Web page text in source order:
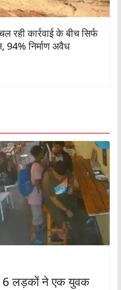
रही कार्रवाई के बीच सिर्फ
निर्माण अवैध
6 लड़कों ने एक युवक